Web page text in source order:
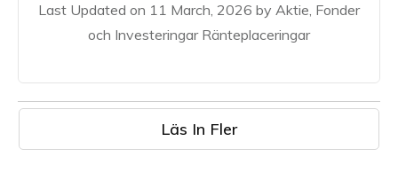
Last Updated on 11 March, 2026 by Aktie, Fonder
och Investeringar Ränteplaceringar
Läs In Fler